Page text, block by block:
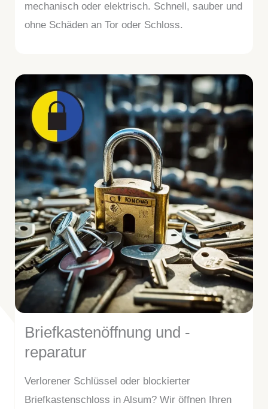
mechanisch oder elektrisch. Schnell, sauber und
ohne Schäden an Tor oder Schloss.
Briefkastenöffnung und -
reparatur
Verlorener Schlüssel oder blockierter
Briefkastenschloss in Alsum? Wir öffnen Ihren